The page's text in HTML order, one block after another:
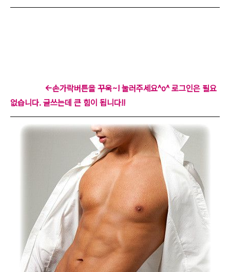
←손가락버튼을 꾸욱~! 눌러주세요^o^ 로그인은 필요
없습니다. 글쓰는데 큰 힘이 됩니다!!